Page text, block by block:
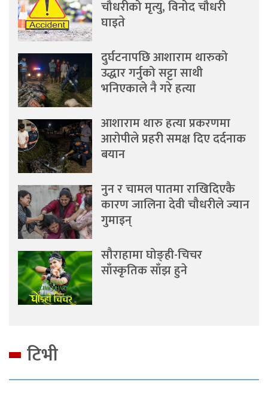
चौधरीको मृत्यु, विनोद चौधरी
घाइते
दुर्घटनापछि आशाराम थारुको
उद्धार गर्नुको सट्टा साथी
भनिएकाले नै गरे हत्या
आशाराम थारु हत्या प्रकरणमा
आरोपीले प्रहरी समक्ष दिए दर्दनाक
बयान
नुन र चामल पातमा राखिदिएकै
कारण जालिना देवी चौधरीले ज्यान
गुमाइन्
सौराहामा घोङ्ही-चिचर
साँस्कृतिक साँझ हुने
टिभी